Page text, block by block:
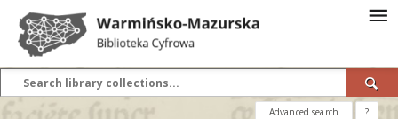
Advanced search ?